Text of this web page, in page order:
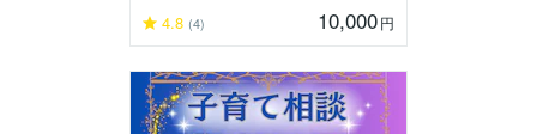
4.8 (4) 10,000円